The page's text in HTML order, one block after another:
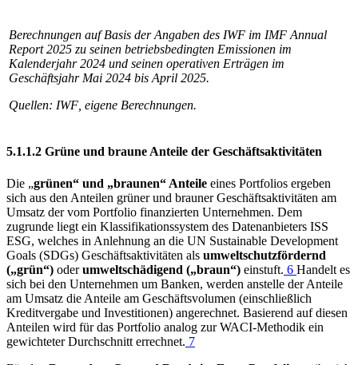
Berechnungen auf Basis der Angaben des IWF im IMF Annual
Report 2025 zu seinen betriebsbedingten Emissionen im
Kalenderjahr 2024 und seinen operativen Erträgen im
Geschäftsjahr Mai 2024 bis April 2025.
Quellen: IWF eigene Berechnungen.
5.1.1.2 Grüne und braune Anteile der Geschäftsaktivitäten
Die „grünen“ und „braunen“ Anteile eines Portfolios ergeben
sich aus den Anteilen grüner und brauner Geschäftsaktivitäten am
Umsatz der vom Portfolio finanzierten Unternehmen. Dem
zugrunde liegt ein Klassifikationssystem des Datenanbieters ISS
ESG, welches in Anlehnung an die UN Sustainable Development
Goals (SDGs) Geschäftsaktivitäten als umweltschutzfördernd
(„grün“) oderumweltschädigend („braun“) einstuft. 6 Handelt es
sich bei den Unternehmen um Banken, werden anstelle der Anteile
am Umsatz die Anteile am Geschäftsvolumen (einschließlich
Kreditvergabe und Investitionen) angerechnet. Basierend auf diesen
Anteilen wird für das Portfolio analog zurWACI-Methodik ein
gewichteter Durchschnitt errechnet. 7